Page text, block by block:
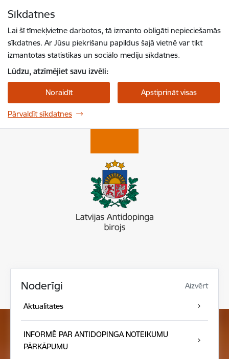
Sīkdatnes
Lai šī tīmekļvietne darbotos, tā izmanto obligāti nepieciešamās
sīkdatnes. Ar Jūsu piekrišanu papildus šajā vietnē var tikt
izmantotas statistikas un sociālo mediju sīkdatnes.
Lūdzu, atzīmējiet savu izvēli:
Noraidīt Apstiprināt visas
Pārvaldīt sīkdatnes
Noderīgi Aizvērt
Aktualitātes
INFORMĒ PAR ANTIDOPINGA NOTEIKUMU
PĀRKĀPUMU